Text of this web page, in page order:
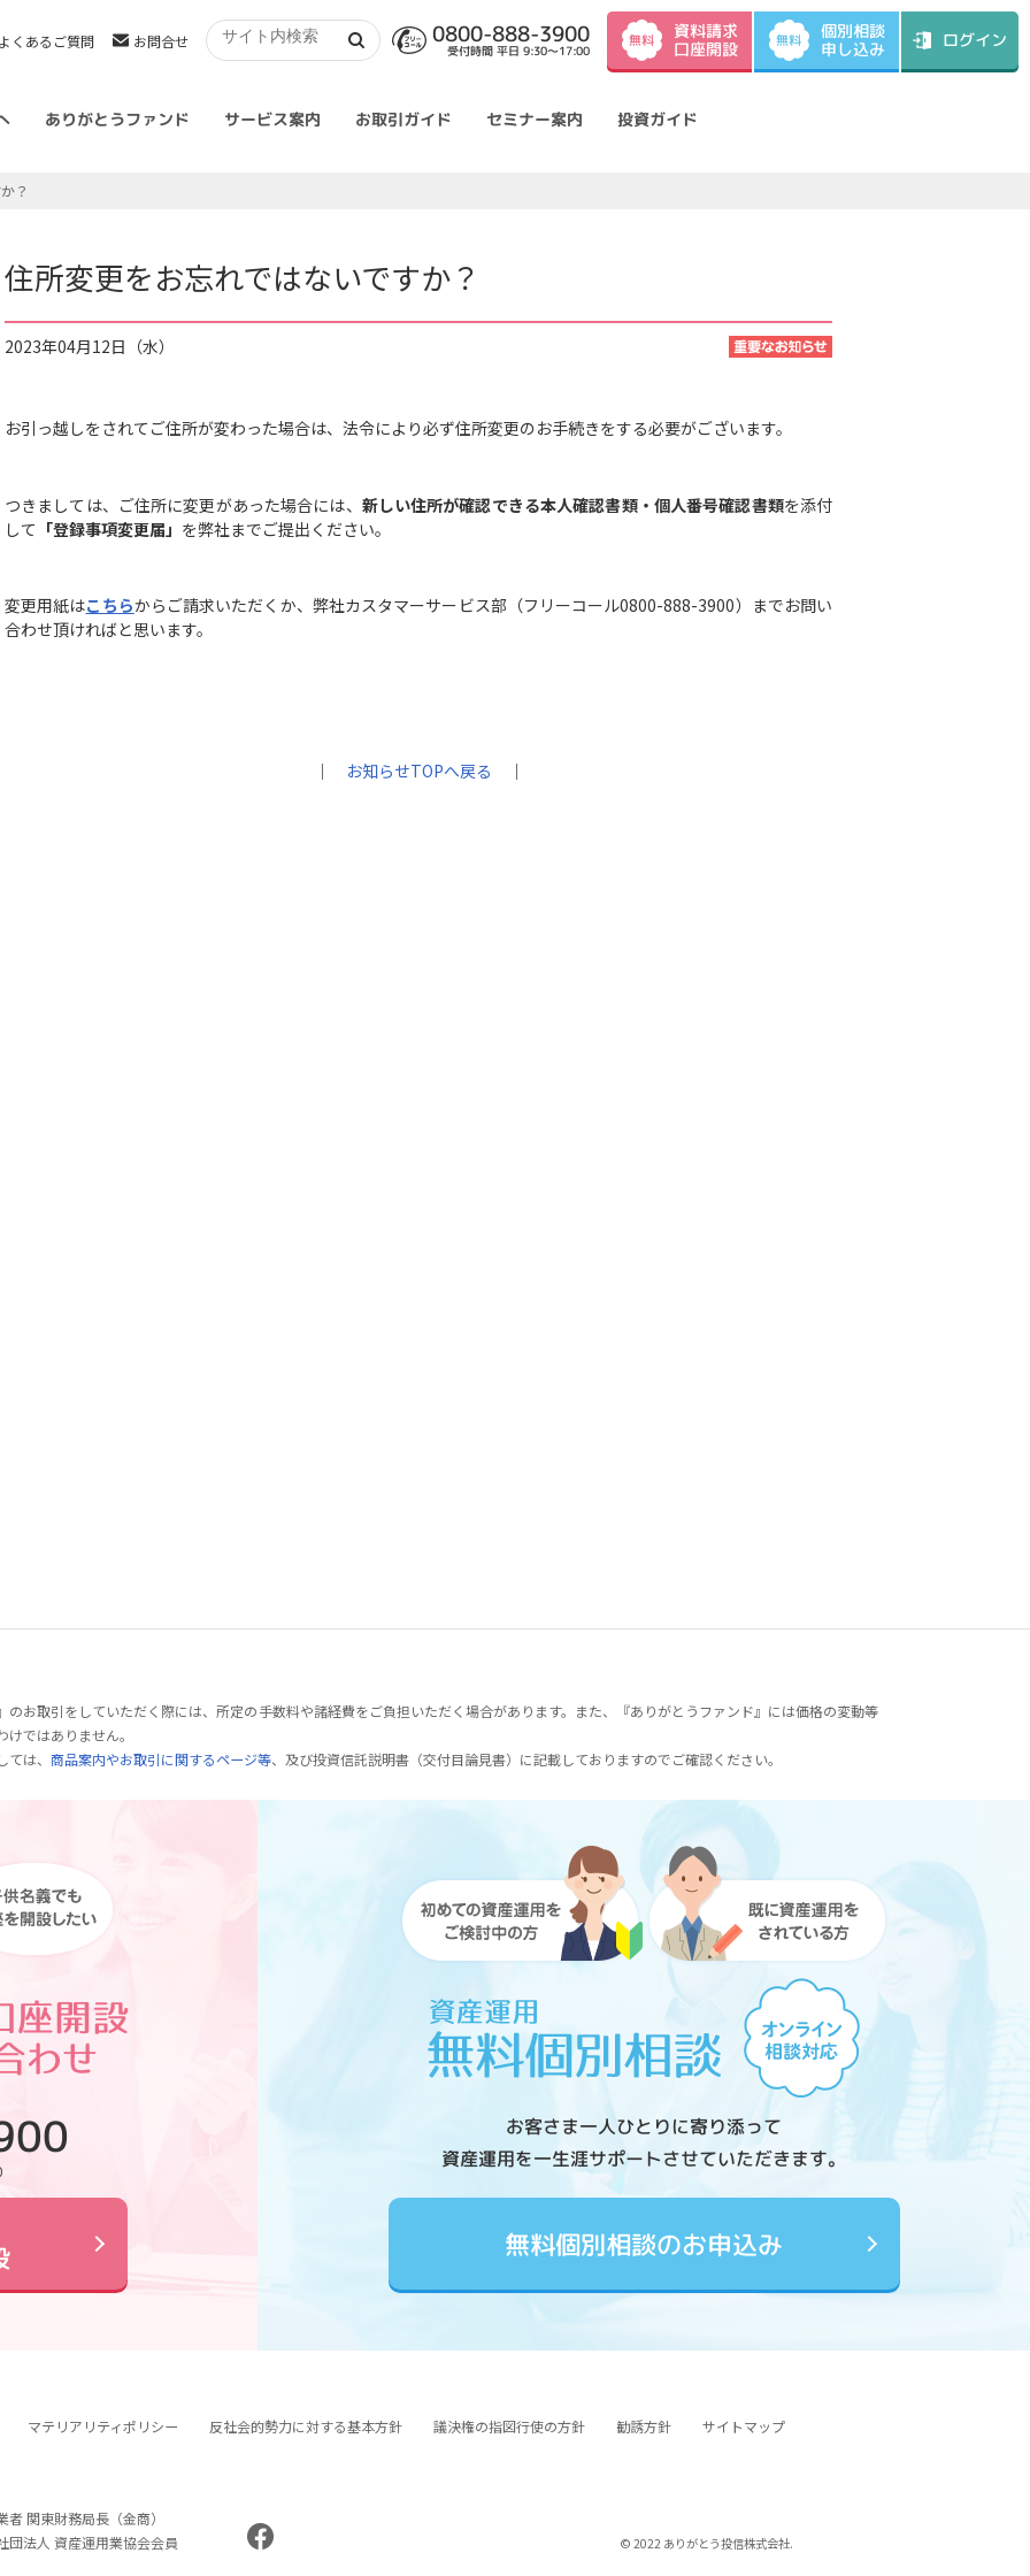
くあるご質問 お問合せ 0800-888-3900
受付時間 平日 9:30～17:00
無料 資料請求
口座開設 無料 個別相談
申し込み ログイン
ありがとうファンド サービス案内 お取引ガイド セミナー案内 投資ガイド
？
住所変更をお忘れではないですか？
2023年04月12日（水）
お引っ越しをされてご住所が変わった場合は、法令により必ず住所変更のお手続きをする必要がございます。
つきましては、ご住所に変更があった場合には、 新しい住所が確認できる本人確認書類・個人番号確認書類を添付
して 「登録事項変更届」 を弊社までご提出ください。
変更用紙はこちらからご請求いただくか、弊社カスタマーサービス部（フリーコール0800-888-3900）までお問い
合わせ頂ければと思います。
｜ お知らせTOPへ戻る ｜
お取引をしていただく際には、所定の手数料や諸経費をご負担いただく場合があります。また、『ありがとうファンド』には価格の変動等
ではありません。
は、 商品案内やお取引に関するページ等、及び投資信託説明書（交付目論見書）に記載しておりますのでご確認ください。
お客さま一人ひとりに寄り添って
資産運用を一生涯サポートさせていただきます。
無料個別相談のお申込み
マテリアリティポリシー 反社会的勢力に対する基本方針 議決権の指図行使の方針 勧誘方針 サイトマップ
者 関東財務局長（金商）
団法人 資産運用業協会会員
© 2022 ありがとう投信株式会社.